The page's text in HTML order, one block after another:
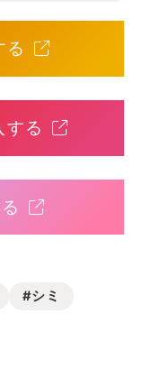
る
る
#シミ